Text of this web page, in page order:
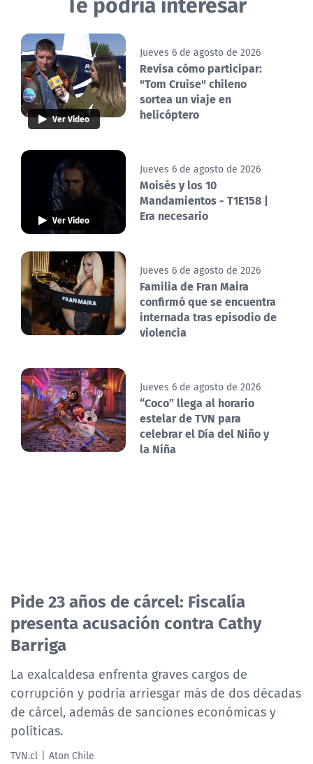
Ver Video
Jueves 6 de agosto de 2026
Revisa cómo participar:
"Tom Cruise" chileno
sortea un viaje en
helicóptero
Ver Video
Jueves 6 de agosto de 2026
Moisés y los 10
Mandamientos - T1E158 |
Era necesario
Jueves 6 de agosto de 2026
Familia de Fran Maira
confirmó que se encuentra
internada tras episodio de
violencia
Jueves 6 de agosto de 2026
“Coco” llega al horario
estelar de TVN para
celebrar el Día del Niño y
la Niña
Pide 23 años de cárcel: Fiscalía
presenta acusación contra Cathy
Barriga
La exalcaldesa enfrenta graves cargos de
corrupción y podría arriesgar más de dos décadas
de cárcel, además de sanciones económicas y
políticas.
TVN.cl Aton Chile